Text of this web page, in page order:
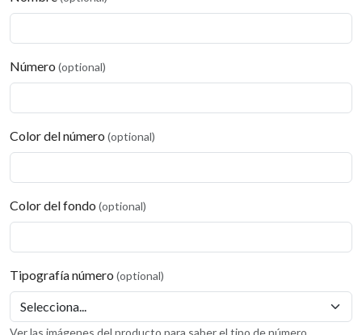
Número (optional)
Color del número (optional)
Color del fondo (optional)
Tipografía número (optional)
Ver las imágenes del producto para saber el tipo de número